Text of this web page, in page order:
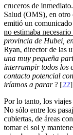
cruceros de
Salud (OMS), en otro
emitió un
no estimaba
provincia de Hubei,
Ryan, director de las
una muy pequeña
interrumpir todos los
contacto potencial
iríamos a parar? [22]
Por lo tanto, los
No sólo entre los
cubiertas, de áreas
tomar el sol y